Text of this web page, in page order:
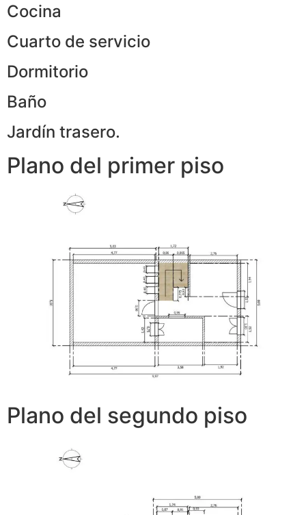
Cocina
Cuarto de servicio
Dormitorio
Baño
Jardín trasero.
Plano del primer piso
Plano del segundo piso